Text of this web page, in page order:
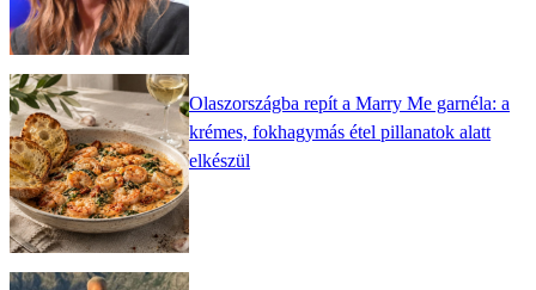
Olaszországba repít a Marry Me garnéla: a
krémes, fokhagymás étel pillanatok alatt
elkészül